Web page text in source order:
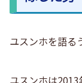
ユスンホを語る
ユスンホは